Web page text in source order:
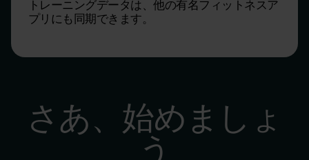
トレーニングデータは、他の有名フィットネスア
プリにも同期できます。
さあ、始めましょ
う